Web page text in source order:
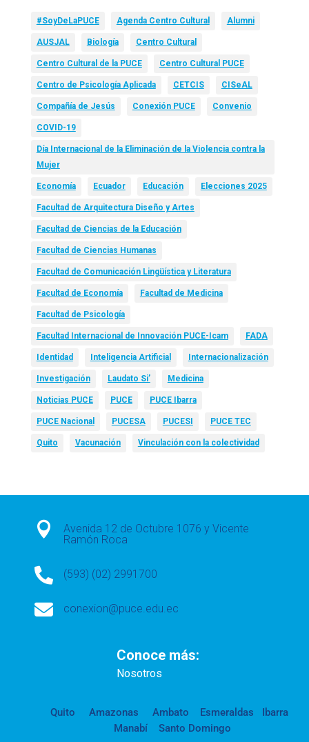
#SoyDeLaPUCE Agenda Centro Cultural Alumni
AUSJAL Biología Centro Cultural
Centro Cultural de la PUCE Centro Cultural PUCE
Centro de Psicología Aplicada CETCIS CISeAL
Compañía de Jesús Conexión PUCE Convenio
COVID-19
Día Internacional de la Eliminación de la Violencia contra la
Mujer
Economía Ecuador Educación Elecciones 2025
Facultad de Arquitectura Diseño y Artes
Facultad de Ciencias de la Educación
Facultad de Ciencias Humanas
Facultad de Comunicación Lingüística y Literatura
Facultad de Economía Facultad de Medicina
Facultad de Psicología
Facultad Internacional de Innovación PUCE-Icam FADA
Identidad Inteligencia Artificial Internacionalización
Investigación Laudato Si’ Medicina
Noticias PUCE PUCE PUCE Ibarra
PUCE Nacional PUCESA PUCESI PUCE TEC
Quito Vacunación Vinculación con la colectividad

Avenida 12 de Octubre 1076 y Vicente
Ramón Roca
 (593) (02) 2991700
 conexion@puce.edu.ec
Conoce más:
Nosotros
Quito Amazonas Ambato Esmeraldas
Ibarra
Manabí
Santo Domingo